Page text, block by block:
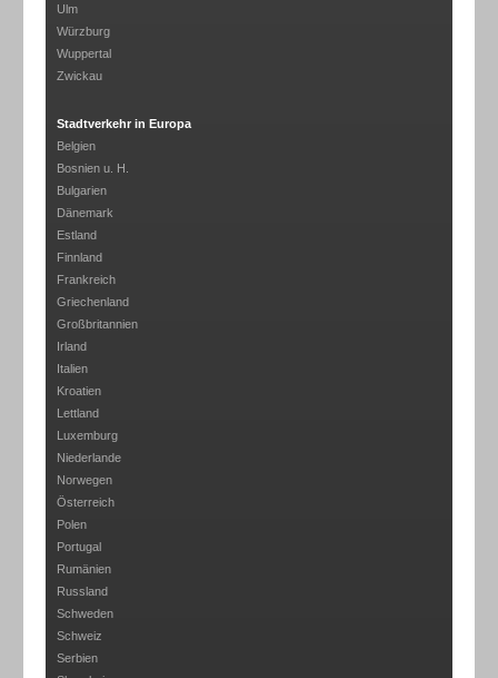
Ulm
Würzburg
Wuppertal
Zwickau
Stadtverkehr in Europa
Belgien
Bosnien u. H.
Bulgarien
Dänemark
Estland
Finnland
Frankreich
Griechenland
Großbritannien
Irland
Italien
Kroatien
Lettland
Luxemburg
Niederlande
Norwegen
Österreich
Polen
Portugal
Rumänien
Russland
Schweden
Schweiz
Serbien